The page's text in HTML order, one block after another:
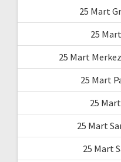
25 Mart
25
25 Mart
25 Mart
25
25 Mart
25 Mart